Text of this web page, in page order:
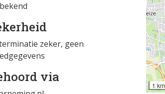
zeker, geen
via
1 km